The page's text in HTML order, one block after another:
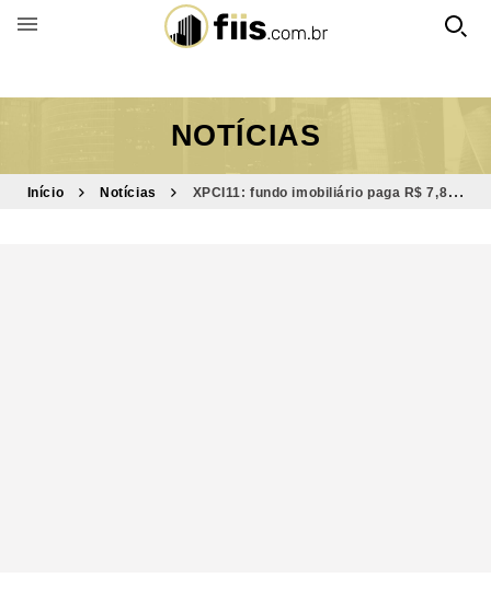
BUSCAR POR FUNDO
NOTÍCIAS
Início Notícias
XPCI11: fundo imobiliário paga R$ 7,831